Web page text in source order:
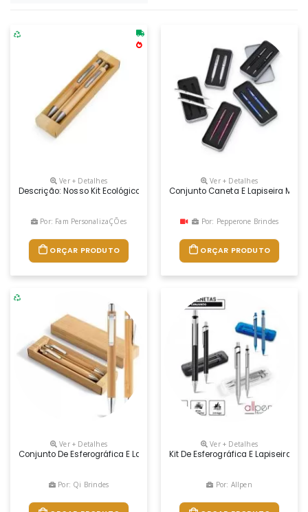
Ver + Detalhes
Descrição: Nosso Kit Ecológico De Caneta E Lapiseira De Bambu É
Por: Fam PersonalizaÇÕes
ORÇAR PRODUTO
Ver + Detalhes
Conjunto Caneta E Lapiseira
Por: Pepperone Brindes
ORÇAR PRODUTO
Ver + Detalhes
Conjunto De Esferográfica E Lapiseira. Bambu. Esferográfica: 1,5km De
Por: Qi Brindes
Ver + Detalhes
Kit De Esferográfica E Lapiseira.
Por: Allpen